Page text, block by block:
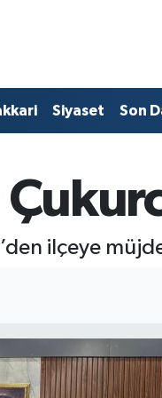
Siyaset Son
ilçeye